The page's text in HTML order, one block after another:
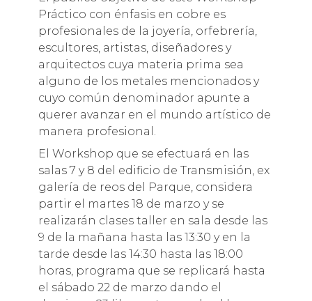
Práctico con énfasis en cobre es
profesionales de la joyería, orfebrería,
escultores, artistas, diseñadores y
arquitectos cuya materia prima sea
alguno de los metales mencionados y
cuyo común denominador apunte a
querer avanzar en el mundo artístico de
manera profesional.
El Workshop que se efectuará en las
salas 7 y 8 del edificio de Transmisión, ex
galería de reos del Parque, considera
partir el martes 18 de marzo y se
realizarán clases taller en sala desde las
9 de la mañana hasta las 13:30 y en la
tarde desde las 14:30 hasta las 18:00
horas, programa que se replicará hasta
el sábado 22 de marzo dando el